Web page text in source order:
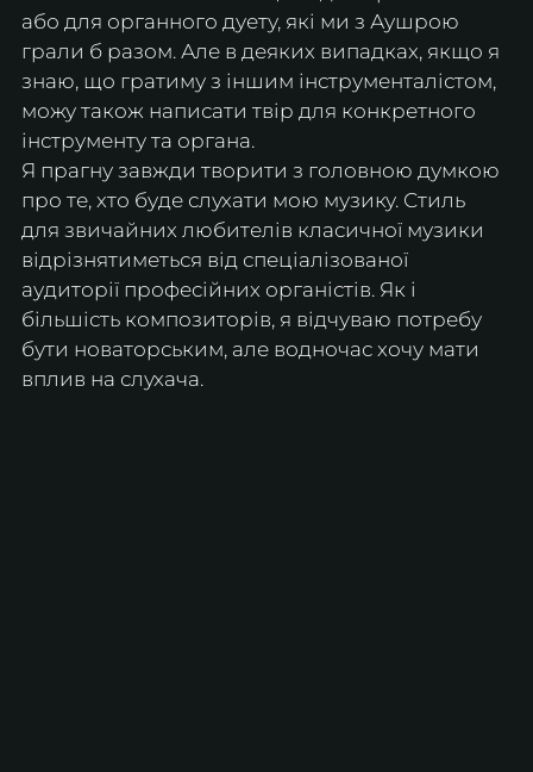
або для органного дуету, які ми з Аушрою
грали б разом. Але в деяких випадках, якщо я
знаю, що гратиму з іншим інструменталістом,
можу також написати твір для конкретного
інструменту та органа.
Я прагну завжди творити з головною думкою
про те, хто буде слухати мою музику. Стиль
для звичайних любителів класичної музики
відрізнятиметься від спеціалізованої
аудиторії професійних органістів. Як і
більшість композиторів, я відчуваю потребу
бути новаторським, але водночас хочу мати
вплив на слухача.